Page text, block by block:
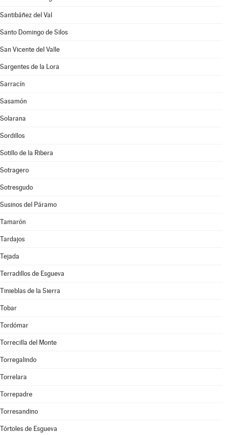
Santibáñez del Val
Santo Domingo de Silos
San Vicente del Valle
Sargentes de la Lora
Sarracín
Sasamón
Solarana
Sordillos
Sotillo de la Ribera
Sotragero
Sotresgudo
Susinos del Páramo
Tamarón
Tardajos
Tejada
Terradillos de Esgueva
Tinieblas de la Sierra
Tobar
Tordómar
Torrecilla del Monte
Torregalindo
Torrelara
Torrepadre
Torresandino
Tórtoles de Esgueva